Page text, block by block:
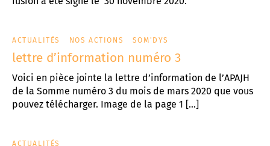
ACTUALITÉS NOS ACTIONS SOM'DYS
lettre d’information numéro 3
Voici en pièce jointe la lettre d’information de l’APAJH
de la Somme numéro 3 du mois de mars 2020 que vous
pouvez télécharger. Image de la page 1 […]
ACTUALITÉS